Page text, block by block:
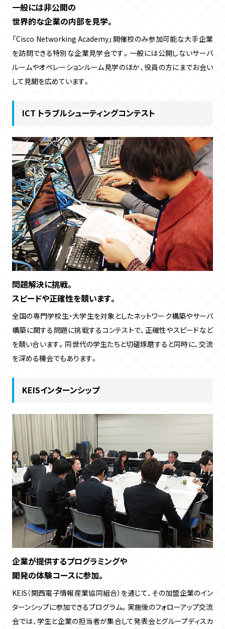
一般には非公開の
世界的な企業の内部を見学。
「Cisco Networking Academy」開催校のみ参加可能な大手企業
を訪問できる特別な企業見学会です。一般には公開しないサーバ
ルームやオペレーションルーム見学のほか、役員の方にまでお会い
して見聞を広めています。
ICT トラブルシューティングコンテスト
問題解決に挑戦。
スピードや正確性を競います。
全国の専門学校生・大学生を対象としたネットワーク構築やサーバ
構築に関する問題に挑戦するコンテストで、正確性やスピードなど
を競い合います。同世代の学生たちと切磋琢磨すると同時に、交流
を深める機会でもあります。
KEISインターンシップ
企業が提供するプログラミングや
開発の体験コースに参加。
KEIS（関西電子情報産業協同組合）を通じて、その加盟企業のイン
ターンシップに参加できるプログラム。実施後のフォローアップ交流
会では、学生と企業の担当者が集合して発表会とグループディスカ